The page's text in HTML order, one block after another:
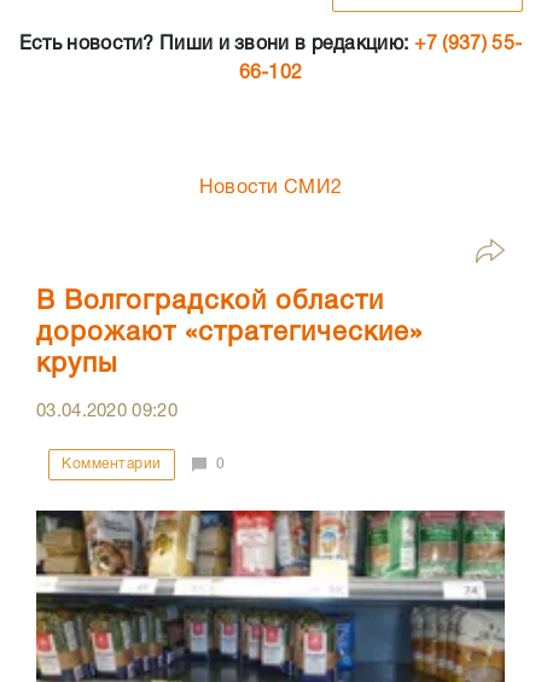
Есть новости? Пиши и звони в редакцию: +7 (937) 55-
66-102
Новости СМИ2
В Волгоградской области
дорожают «стратегические»
крупы
03.04.202009:20
Комментарии 0